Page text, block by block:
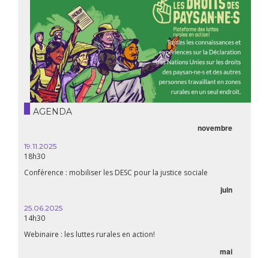
AGENDA
novembre
19.11.2025
18h30
Conférence : mobiliser les DESC pour la justice sociale
juin
25.06.2025
14h30
Webinaire : les luttes rurales en action!
mai